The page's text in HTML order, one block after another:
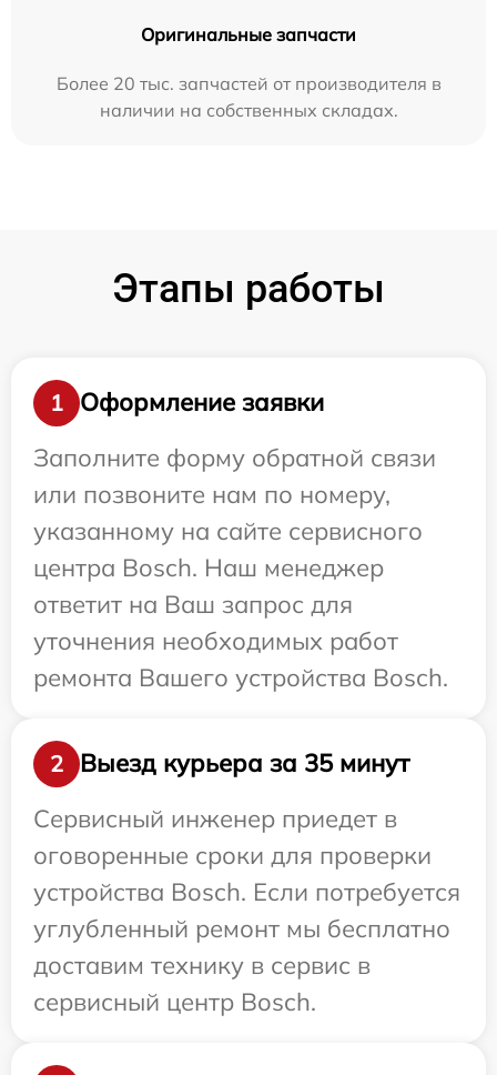
Оригинальные запчасти
Более 20 тыс. запчастей от производителя в
наличии на собственных складах.
Этапы работы
1
Оформление заявки
Заполните форму обратной связи
или позвоните нам по номеру,
указанному на сайте сервисного
центра Bosch. Наш менеджер
ответит на Ваш запрос для
уточнения необходимых работ
ремонта Вашего устройства Bosch.
2
Выезд курьера за 35 минут
Сервисный инженер приедет в
оговоренные сроки для проверки
устройства Bosch. Если потребуется
углубленный ремонт мы бесплатно
доставим технику в сервис в
сервисный центр Bosch.